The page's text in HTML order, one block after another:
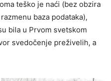
teško je naći (bez obzira
baza podataka),
bila u Prvom svetskom
svedočenje preživelih, a